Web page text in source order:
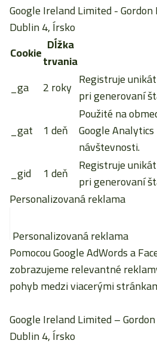
Google Ireland Limited-
Dublin 4, Írsko
Cookie Dĺžka
trvania
_ga
2 roky Registruje
pri generovaní
_gat
1 deň
Použité na
Google
návštevnosti.
_gid
1 deň
Registruje
pri generovaní
Personalizovaná reklama
Personalizovaná reklama
Pomocou Google AdWords a
zobrazujeme relevantné
pohyb medzi viacerými
Google Ireland Limited–
Dublin 4, Írsko